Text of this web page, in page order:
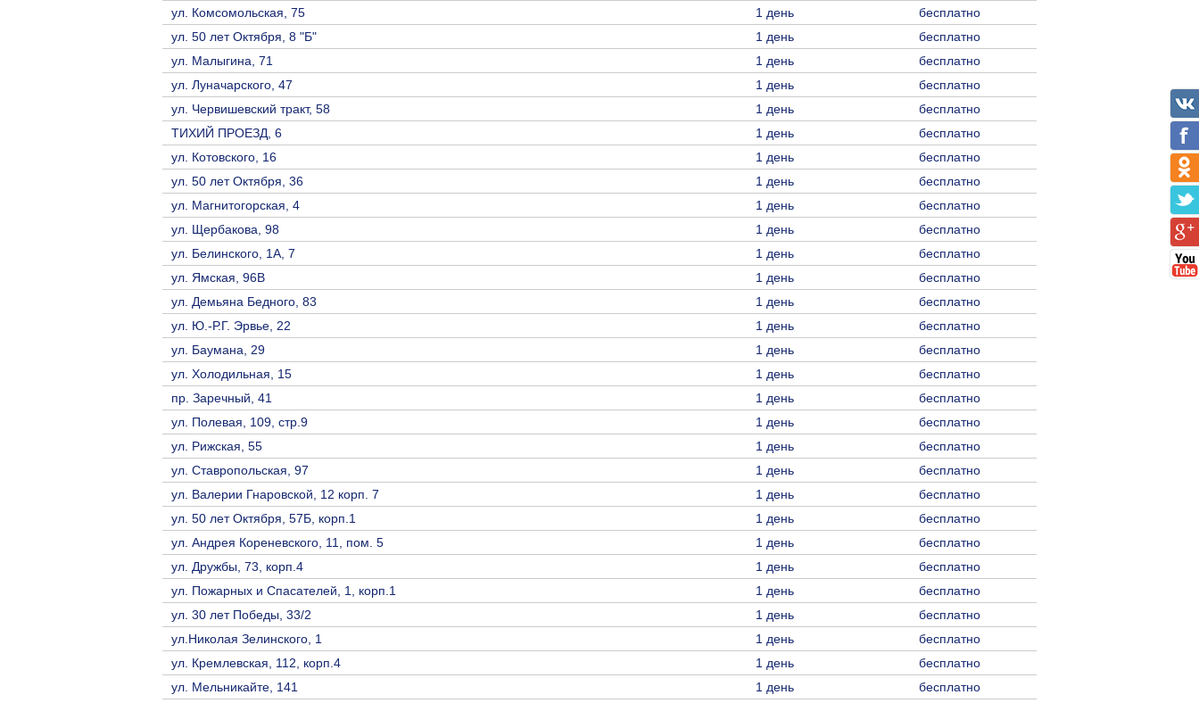
ул. Комсомольская, 75
1 день
бесплатно
ул. 50 лет Октября, 8 "Б"
1 день
бесплатно
ул. Малыгина, 71
1 день
бесплатно
ул. Луначарского, 47
1 день
бесплатно
ул. Червишевский тракт, 58
1 день
бесплатно
ТИХИЙ ПРОЕЗД, 6
1 день
бесплатно
ул. Котовского, 16
1 день
бесплатно
ул. 50 лет Октября, 36
1 день
бесплатно
ул. Магнитогорская, 4
1 день
бесплатно
ул. Щербакова, 98
1 день
бесплатно
ул. Белинского, 1А, 7
1 день
бесплатно
ул. Ямская, 96В
1 день
бесплатно
ул. Демьяна Бедного, 83
1 день
бесплатно
ул. Ю.-Р.Г. Эрвье, 22
1 день
бесплатно
ул. Баумана, 29
1 день
бесплатно
ул. Холодильная, 15
1 день
бесплатно
пр. Заречный, 41
1 день
бесплатно
ул. Полевая, 109, стр.9
1 день
бесплатно
ул. Рижская, 55
1 день
бесплатно
ул. Ставропольская, 97
1 день
бесплатно
ул. Валерии Гнаровской, 12 корп. 7
1 день
бесплатно
ул. 50 лет Октября, 57Б, корп.1
1 день
бесплатно
ул. Андрея Кореневского, 11, пом. 5
1 день
бесплатно
ул. Дружбы, 73, корп.4
1 день
бесплатно
ул. Пожарных и Спасателей, 1, корп.1
1 день
бесплатно
ул. 30 лет Победы, 33/2
1 день
бесплатно
ул.Николая Зелинского, 1
1 день
бесплатно
ул. Кремлевская, 112, корп.4
1 день
бесплатно
ул. Мельникайте, 141
1 день
бесплатно